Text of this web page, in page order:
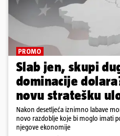
PROMO
Slab jen, skupi
dominacije
novu stratešku
Nakon desetljeća iznimno labave
novo razdoblje koje bi moglo imati
njegove ekonomije